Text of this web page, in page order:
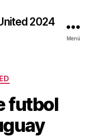
2024
Menú
futbol